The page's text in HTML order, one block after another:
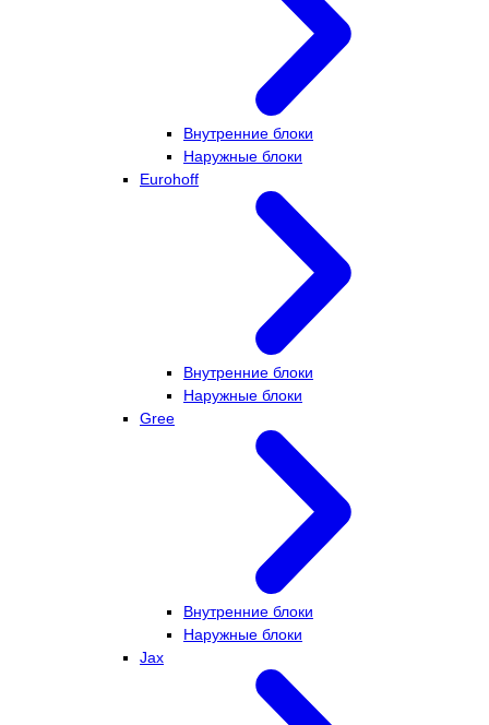
Внутренние блоки
Наружные блоки
Eurohoff
Внутренние блоки
Наружные блоки
Gree
Внутренние блоки
Наружные блоки
Jax